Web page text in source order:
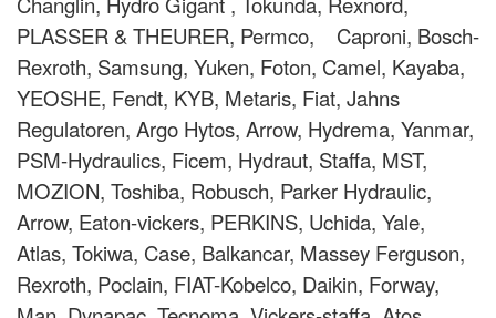
PLASSER & THEURER, Permco, Caproni, Bosch-
Rexroth, Samsung, Yuken, Foton, Camel, Kayaba,
YEOSHE, Fendt, KYB, Metaris, Fiat, Jahns
Regulatoren, Argo Hytos, Arrow, Hydrema, Yanmar,
PSM-Hydraulics, Ficem, Hydraut, Staffa, MST,
MOZION, Toshiba, Robusch, Parker Hydraulic,
Arrow, Eaton-vickers, PERKINS, Uchida, Yale,
Atlas, Tokiwa, Case, Balkancar, Massey Ferguson,
Rexroth, Poclain, FIAT-Kobelco, Daikin, Forway,